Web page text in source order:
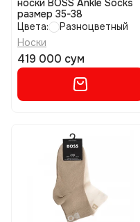
носки BOSS Ankle Socks
размер 35-38
Цвета:
Разноцветный
Носки
419 000 сум